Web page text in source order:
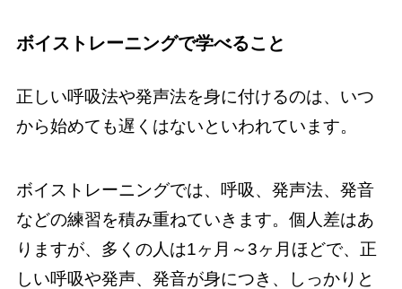
ボイストレーニングで学べること
正しい呼吸法や発声法を身に付けるのは、いつ
から始めても遅くはないといわれています。
ボイストレーニングでは、呼吸、発声法、発音
などの練習を積み重ねていきます。個人差はあ
りますが、多くの人は1ヶ月～3ヶ月ほどで、正
しい呼吸や発声、発音が身につき、しっかりと